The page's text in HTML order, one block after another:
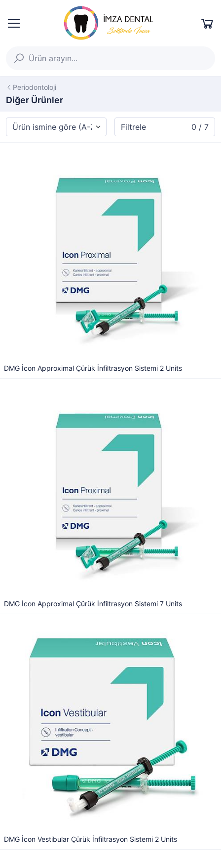
Periodontoloji
Diğer Ürünler
Filtrele 0 / 7
DMG İcon Approximal Çürük İnfiltrasyon Sistemi 2 Units
DMG İcon Approximal Çürük İnfiltrasyon Sistemi 7 Units
DMG İcon Vestibular Çürük İnfiltrasyon Sistemi 2 Units